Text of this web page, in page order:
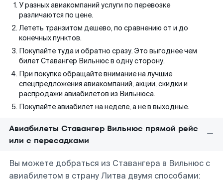
У разных авиакомпаний услуги по перевозке
различаются по цене.
Лететь транзитом дешево, по сравнению от и до
конечных пунктов.
Покупайте туда и обратно сразу. Это выгоднее чем
билет Ставангер Вильнюс в одну сторону.
При покупке обращайте внимание на лучшие
спецпредложения авиакомпаний, акции, скидки и
распродажи авиабилетов из Вильнюса.
Покупайте авиабилет на неделе, а не в выходные.
Авиабилеты Ставангер Вильнюс прямой рейс
или с пересадками
Вы можете добраться из Ставангера в Вильнюс с
авиабилетом в страну Литва двумя способами: